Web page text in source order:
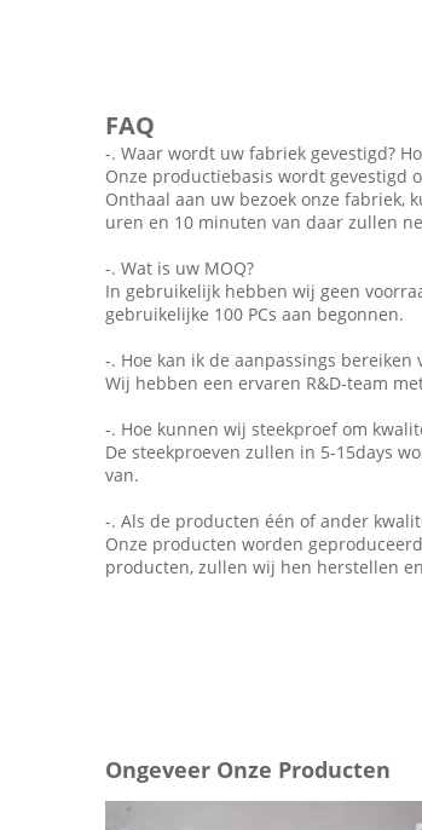
FAQ
-. Waar wordt uw fabriek gevestigd?
Onze productiebasis wordt gevestigd
Onthaal aan uw bezoek onze fabriek,
uren en 10 minuten van daar zullen
-. Wat is uw MOQ?
In gebruikelijk hebben wij geen
gebruikelijke 100 PCs aan begonnen.
-. Hoe kan ik de aanpassings
Wij hebben een ervaren R&D-team
-. Hoe kunnen wij steekproef om
De steekproeven zullen in 5-15days
van.
-. Als de producten één of ander
Onze producten worden
producten, zullen wij hen herstellen
Ongeveer Onze Producten